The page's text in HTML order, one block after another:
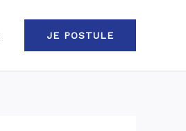
JE POSTULE